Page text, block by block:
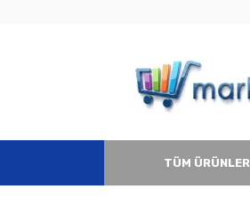
TÜM ÜRÜNLER